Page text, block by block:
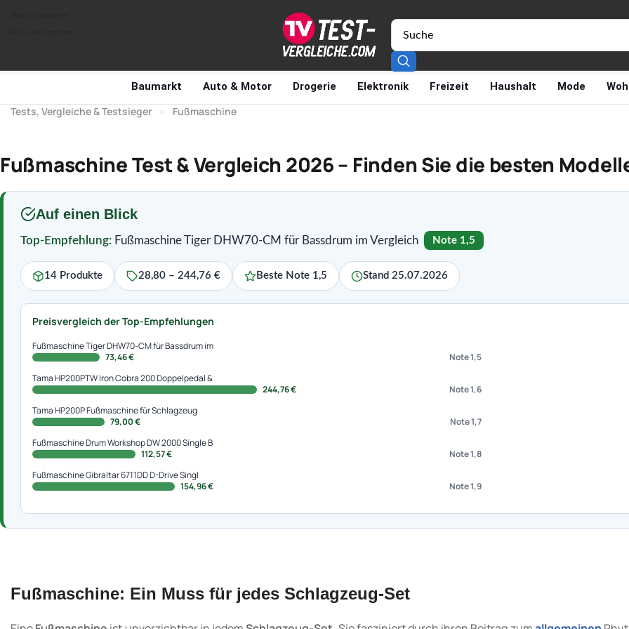
Baumarkt Auto & Motor Drogerie Elektronik Freizeit Haushalt Mode
Tests, Vergleiche & Testsieger » Fußmaschine
Fußmaschine Test & Vergleich 2026 – Finden Sie die besten
Auf einen Blick
Top-Empfehlung: Fußmaschine Tiger DHW70-CM für Bassdrum im Vergleich Note 1,5
14 Produkte 28,80 – 244,76 € Beste Note 1,5 Stand 25.07.2026
Preisvergleich der Top-Empfehlungen
Fußmaschine Tiger DHW70-CM für Bassdrum im
73,46 €
Note 1,5
Tama HP200PTW Iron Cobra 200 Doppelpedal &
244,76 €
Note 1,6
Tama HP200P Fußmaschine für Schlagzeug
79,00 €
Note 1,7
Fußmaschine Drum Workshop DW 2000 Single B
112,57 €
Note 1,8
Fußmaschine Gibraltar 6711DD D-Drive Singl
154,96 €
Note 1,9
Fußmaschine: Ein Muss für jedes Schlagzeug-Set